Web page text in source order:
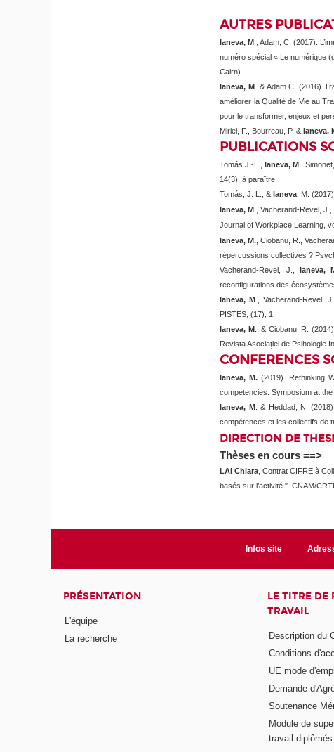
AUTRES
Ianeva, M ., Adam, C. (2017).
numéro spécial « Le numérique
Cairn)
Ianeva, M . & Adam C. (2016)
améliorer la Qualité de Vie au
pour le transformer, enjeux et
Miriel, F., Bourreau, P. &Ianeva,
PUBLICATIONS
Tomás J.-L.,Ianeva, M .,
14(3), à paraître.
Tomás, J. L., &Ianeva , M.
Ianeva, M ., Vacherand-Revel,
Journal of Workplace Learning,
Ianeva, M. , Ciobanu, R.,
répercussions collectives ?
Vacherand-Revel, J., Ianeva,
reconfigurations des
Ianeva, M ., Vacherand-Revel,
PISTES,(17), 1.
Ianeva, M., & Ciobanu, R.
Revista Asociaţiei de Psihologie
CONFERENCES
Ianeva, M.(2019). Rethinking
competencies.Symposium at the
Ianeva, M. & Heddad, N.
compétences et les collectifs de
DIRECTION DE
Thèses en cours ==>
LAI Chiara , Contrat CIFRE à
basés sur l’activité". CNAM/
Infos site
PRÉSENTATION
L'équipe
La recherche
LE TITRE DE
TRAVAIL
Description du
Conditions
UE mode
Demande
Soutenance
Module de
travail